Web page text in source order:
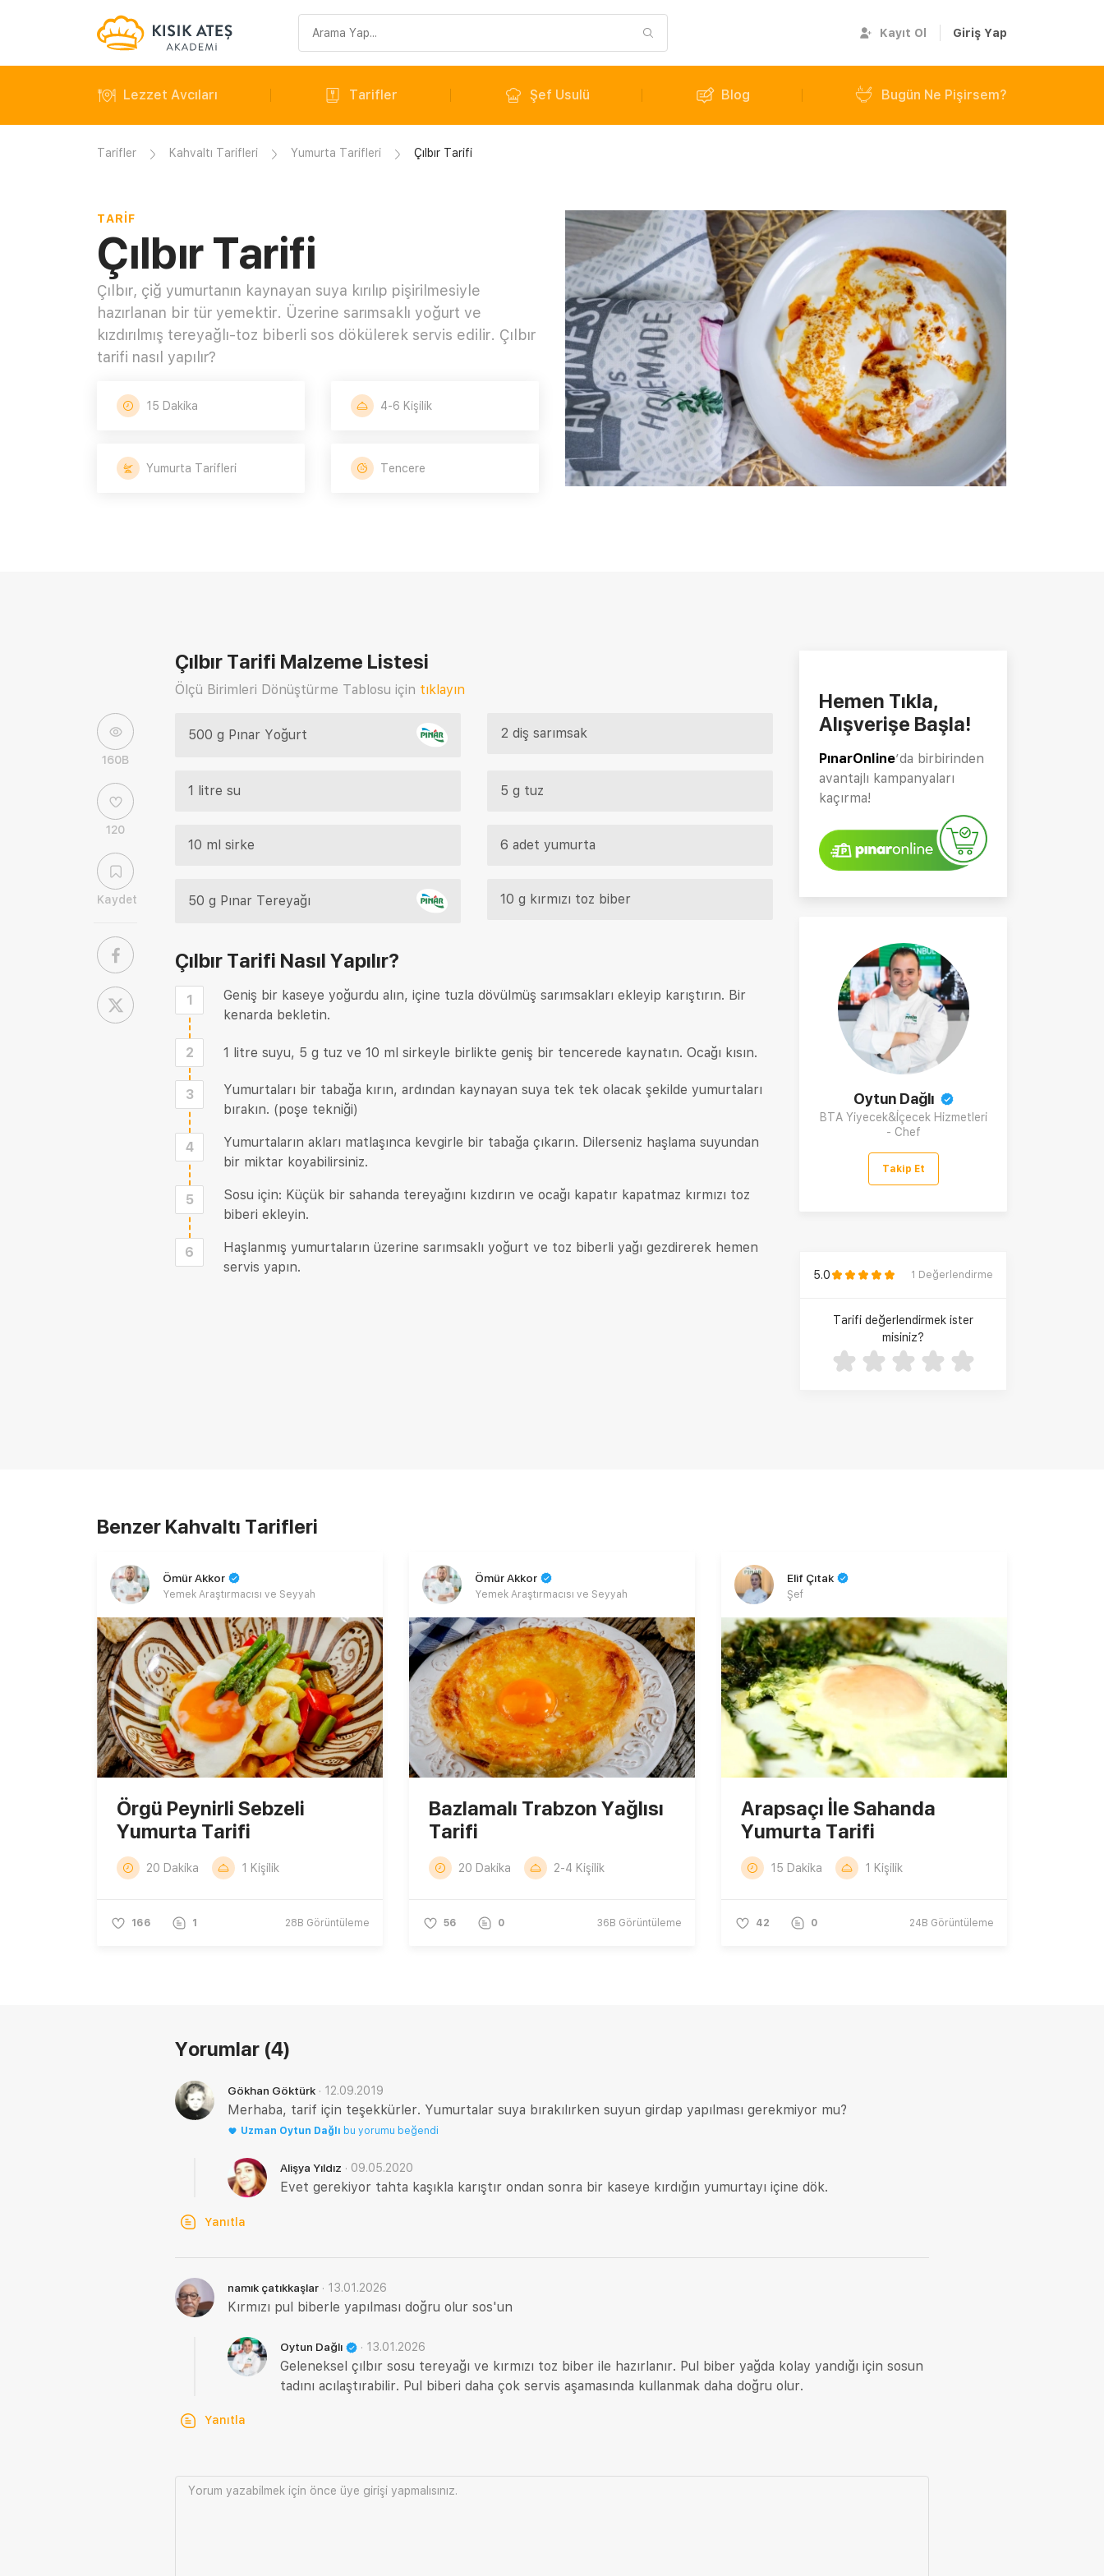
sorgusu
Kayıt Ol Giriş Yap
Lezzet Avcıları Tarifler Şef Usulü Blog Bugün Ne Pişirsem?
Tarifler Kahvaltı Tarifleri Yumurta Tarifleri Çılbır Tarifi
TARIF
Çılbır Tarifi
Çılbır, çiğ yumurtanın kaynayan suya kırılıp pişirilmesiyle
hazırlanan bir tür yemektir. Üzerine sarımsaklı yoğurt ve
kızdırılmış tereyağlı-toz biberli sos dökülerek servis edilir. Çılbır
tarifi nasıl yapılır?
15 Dakika 4-6 Kişilik
Yumurta Tarifleri Tencere
160B
120
Kaydet
Çılbır Tarifi Malzeme Listesi
Ölçü Birimleri Dönüştürme Tablosu için tıklayın
500 g Pınar Yoğurt 2 diş sarımsak
1 litre su 5 g tuz
10 ml sirke 6 adet yumurta
50 g Pınar Tereyağı 10 g kırmızı toz biber
Çılbır Tarifi Nasıl Yapılır?
1
Geniş bir kaseye yoğurdu alın, içine tuzla dövülmüş sarımsakları ekleyip karıştırın. Bir
kenarda bekletin.
2 1 litre suyu, 5 g tuz ve 10 ml sirkeyle birlikte geniş bir tencerede kaynatın. Ocağı kısın.
3
Yumurtaları bir tabağa kırın, ardından kaynayan suya tek tek olacak şekilde yumurtaları
bırakın. (poşe tekniği)
4
Yumurtaların akları matlaşınca kevgirle bir tabağa çıkarın. Dilerseniz haşlama suyundan
bir miktar koyabilirsiniz.
5
Sosu için: Küçük bir sahanda tereyağını kızdırın ve ocağı kapatır kapatmaz kırmızı toz
biberi ekleyin.
6
Haşlanmış yumurtaların üzerine sarımsaklı yoğurt ve toz biberli yağı gezdirerek hemen
servis yapın.
Hemen Tıkla,
Alışverişe Başla!
PınarOnline’da birbirinden
avantajlı kampanyaları
kaçırma!
Oytun Dağlı
BTA Yiyecek&İçecek Hizmetleri
- Chef
Takip Et
5.0 1 Değerlendirme
Tarifi değerlendirmek ister
misiniz?
Benzer Kahvaltı Tarifleri
Ömür Akkor
Yemek Araştırmacısı ve Seyyah
Örgü Peynirli Sebzeli
Yumurta Tarifi
20 Dakika 1 Kişilik
166 1 28B Görüntüleme
Ömür Akkor
Yemek Araştırmacısı ve Seyyah
Bazlamalı Trabzon Yağlısı
Tarifi
20 Dakika 2-4 Kişilik
56 0 36B Görüntüleme
Elif Çıtak
Şef
Arapsaçı İle Sahanda
Yumurta Tarifi
15 Dakika 1 Kişilik
42 0 24B Görüntüleme
Yorumlar (4)
Gökhan Göktürk · 12.09.2019
Merhaba, tarif için teşekkürler. Yumurtalar suya bırakılırken suyun girdap yapılması gerekmiyor mu?
Uzman Oytun Dağlı bu yorumu beğendi
Alişya Yıldız · 09.05.2020
Evet gerekiyor tahta kaşıkla karıştır ondan sonra bir kaseye kırdığın yumurtayı içine dök.
Yanıtla
namık çatıkkaşlar · 13.01.2026
Kırmızı pul biberle yapılması doğru olur sos'un
Oytun Dağlı · 13.01.2026
Geleneksel çılbır sosu tereyağı ve kırmızı toz biber ile hazırlanır. Pul biber yağda kolay yandığı için sosun
tadını acılaştırabilir. Pul biberi daha çok servis aşamasında kullanmak daha doğru olur.
Yanıtla
Yorum yazabilmek için önce üye girişi yapmalısınız.